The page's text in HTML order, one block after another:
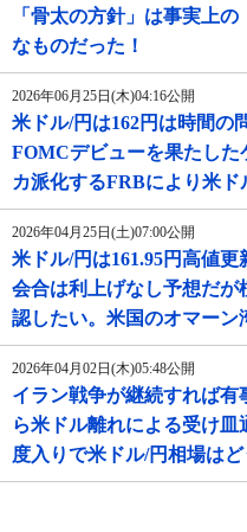
「骨太の方針」は事実上
なものだった！
2026年06月25日(木)04:16公開
米ドル/円は162円は時間の
FOMCデビューを果たした
カ派化するFRBにより米
2026年04月25日(土)07:00公開
米ドル/円は161.95円高値
会合は利上げなし予想だ
認したい。米国のオマー
2026年04月02日(木)05:48公開
イラン戦争が継続すれば
ら米ドル離れによる受け
度入りで米ドル/円相場はど